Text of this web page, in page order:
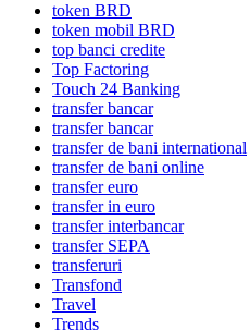
token BRD
token mobil BRD
top banci credite
Top Factoring
Touch 24 Banking
transfer bancar
transfer bancar
transfer de bani international
transfer de bani online
transfer euro
transfer in euro
transfer interbancar
transfer SEPA
transferuri
Transfond
Travel
Trends